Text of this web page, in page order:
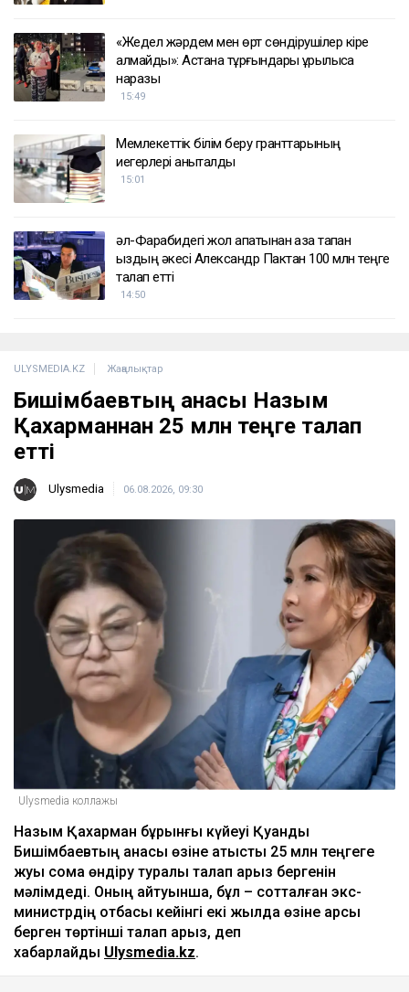
«Жедел жәрдем мен өрт сөндірушілер кіре
алмайды»: Астана тұрғындары құрылысқа
наразы
15:49
Мемлекеттік білім беру гранттарының
иегерлері анықталды
15:01
әл-Фарабидегі жол апатынан қаза тапқан
қыздың әкесі Александр Пактан 100 млн теңге
талап етті
14:50
ULYSMEDIA.KZ Жаңалықтар
Бишімбаевтың анасы Назым
Қахарманнан 25 млн теңге талап
етті
Ulysmedia 06.08.2026, 09:30
Ulysmedia коллажы
Назым Қахарман бұрынғы күйеуі Қуандық
Бишімбаевтың анасы өзіне қатысты 25 млн теңгеге
жуық сома өндіру туралы талап арыз бергенін
мәлімдеді. Оның айтуынша, бұл – сотталған экс-
министрдің отбасы кейінгі екі жылда өзіне қарсы
берген төртінші талап арыз, деп
хабарлайды Ulysmedia.kz.